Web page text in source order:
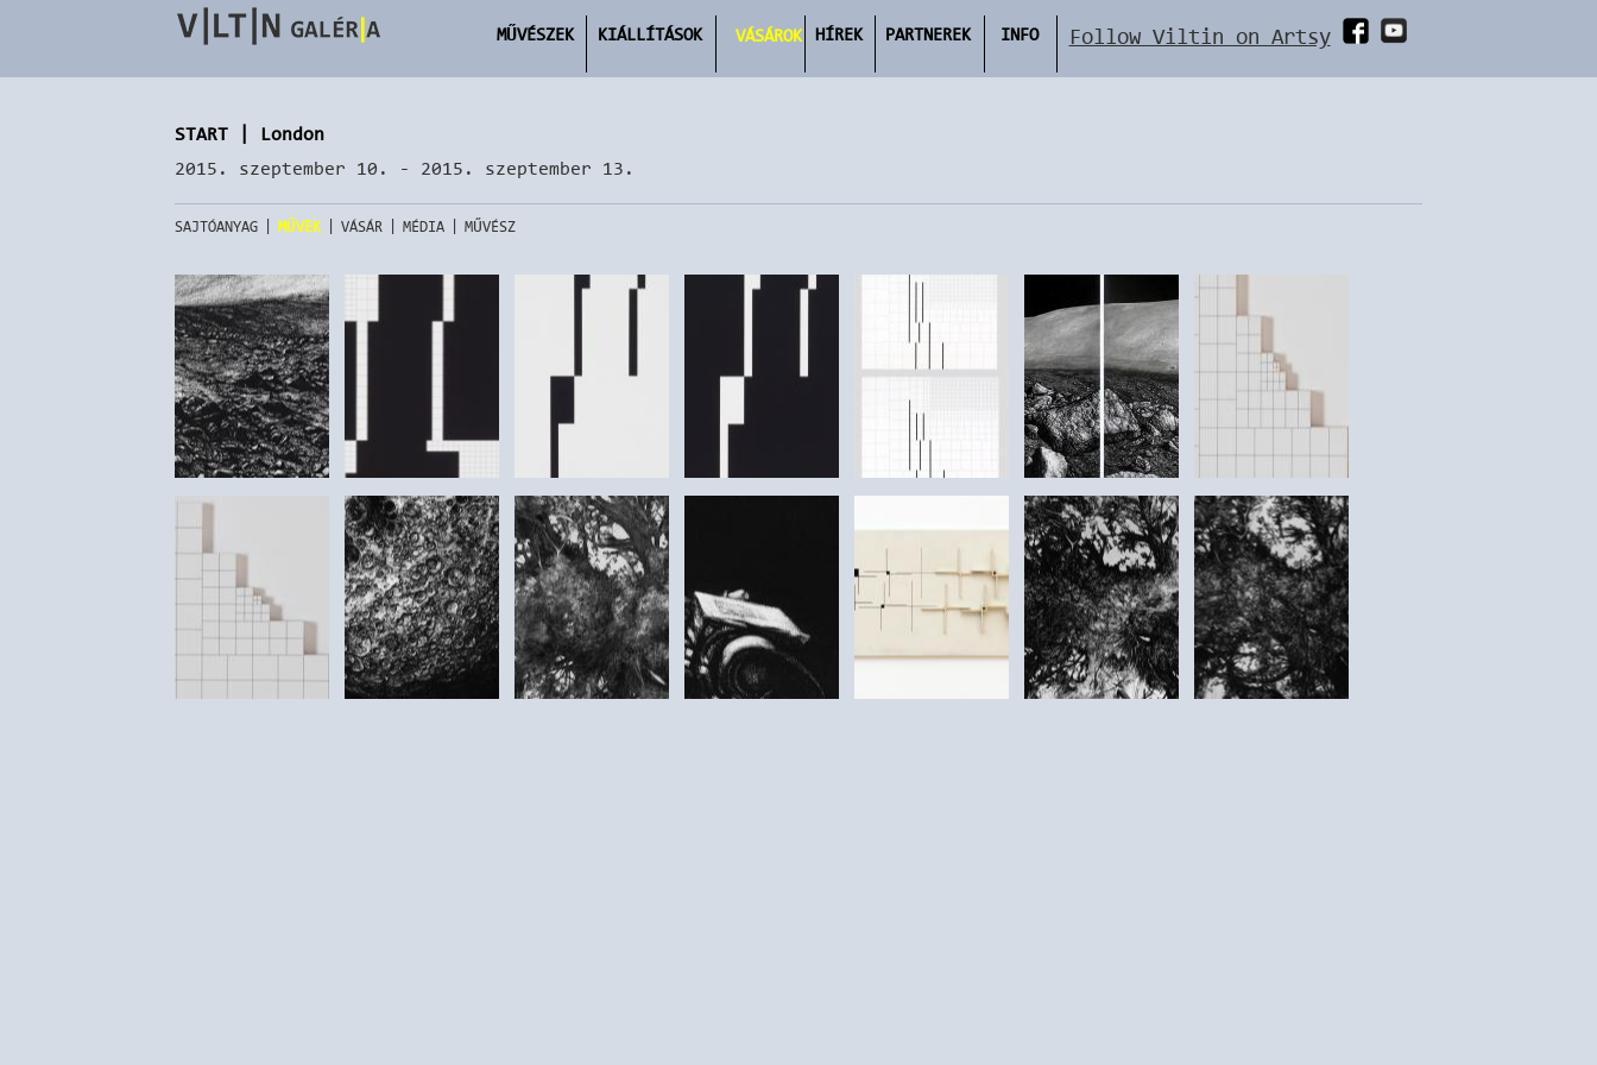
MŰVÉSZEK KIÁLLÍTÁSOK VÁSÁROK HÍREK PARTNEREK INFO Follow Viltin on Artsy
START | London
2015. szeptember 10. - 2015. szeptember 13.
SAJTÓANYAG MŰVEK VÁSÁR MÉDIA MŰVÉSZ